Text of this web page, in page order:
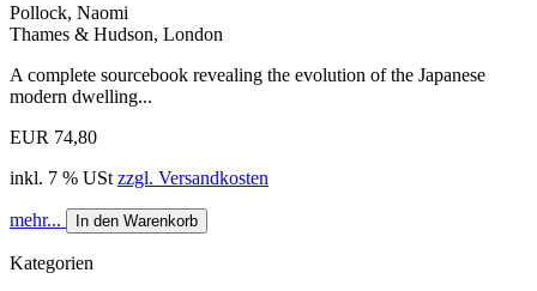
Pollock, Naomi
Thames & Hudson, London
A complete sourcebook revealing the evolution of the Japanese
modern dwelling...
EUR 74,80
inkl. 7 % USt zzgl. Versandkosten
mehr... In den Warenkorb
Kategorien